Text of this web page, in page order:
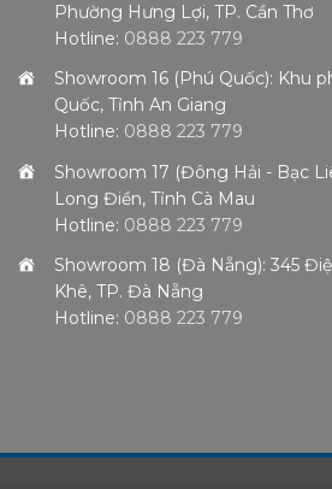
Phường Hưng Lợi, TP. Cần Thơ
Hotline: 0888 223 779
Showroom 16 (Phú Quốc): Khu
Quốc, Tỉnh An Giang
Hotline: 0888 223 779
Showroom 17 (Đông Hải - Bạc
Long Điền, Tỉnh Cà Mau
Hotline: 0888 223 779
Showroom 18 (Đà Nẵng): 345
Khê, TP. Đà Nẵng
Hotline: 0888 223 779